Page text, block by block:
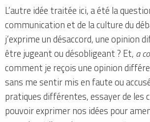
L’autre idée traitée ici, a été la
communication et de la culture du
j’exprime un désaccord, une opinion
être jugeant ou désobligeant ? Et, a
comment je reçois une opinion
sans me sentir mis en faute ou
pratiques différentes, essayer de les
pouvoir exprimer nos idées pour